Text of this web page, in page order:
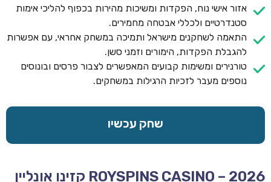
אזור אישי נוח, הפקדות ומשיכות מהירות בכפוף להליכי אימות
סטנדרטיים ולכללי אבטחה מחמירים.
התאמה לשחקנים מישראל ותמיכה במשחק אחראי, עם אפשרות
להגבלת הפקדות, הימורים וזמני סשן.
טורנירים ומשימות קבועים המאפשרים לצבור פרסים ובונוסים
נוספים מעבר לזכיות הרגילות במשחקים.
שחק עכשיו
ROYSPINS CASINO – 2026 קזינו אונליין